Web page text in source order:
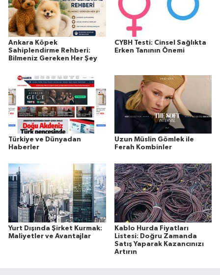
Ankara Köpek
Sahiplendirme Rehberi:
Bilmeniz Gereken Her Şey
CYBH Testi: Cinsel Sağlıkta
Erken Tanının Önemi
Türkiye ve Dünyadan
Haberler
Uzun Müslin Gömlek ile
Ferah Kombinler
Yurt Dışında Şirket Kurmak:
Maliyetler ve Avantajlar
Kablo Hurda Fiyatları
Listesi: Doğru Zamanda
Satış Yaparak Kazancınızı
Artırın